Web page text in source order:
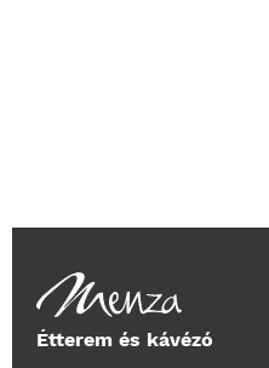
Étterem és kávézó